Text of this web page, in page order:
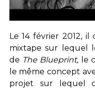
Le 14 février 2012, il
mixtape sur lequel
de The Blueprint, le
le même concept
projet sur lequel